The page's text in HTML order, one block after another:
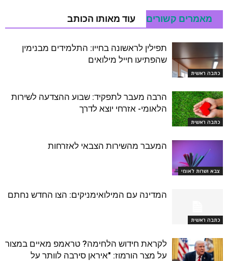
מאמרים קשורים עוד מאותו הכותב
כתבה ראשית
תפילין לראשונה בחייו: התלמידים מבנימין
שהפתיעו חייל מילואים
כתבה ראשית
הרבה מעבר לתפקיד: שבוע ההצדעה לשירות
הלאומי- אזרחי יוצא לדרך
צבא ושרות לאומי
המעבר מהשירות הצבאי לאזרחות
כתבה ראשית
המדינה עם המילואימניקים: הצו החדש נחתם
לקראת חידוש הלחימה? טראמפ מאיים במצור
על מצר הורמוז: "איראן סירבה לוותר על